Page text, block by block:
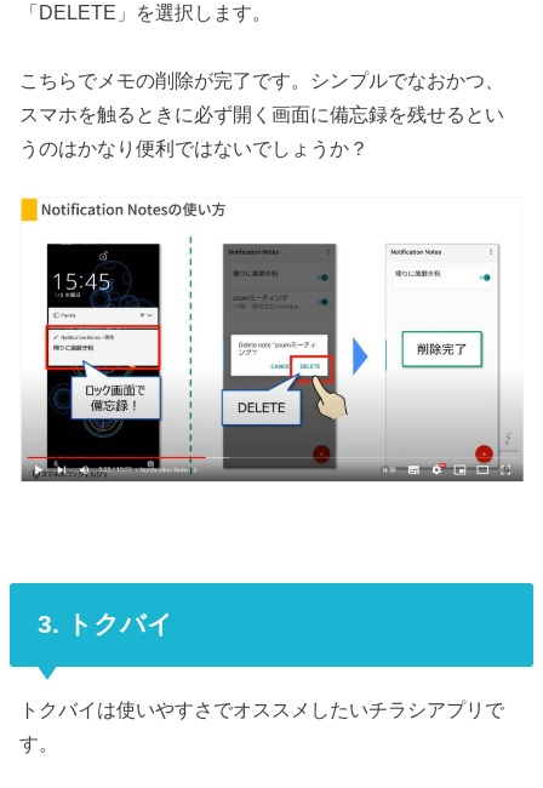
「DELETE」を選択します。
こちらでメモの削除が完了です。シンプルでなおかつ、
スマホを触るときに必ず開く画面に備忘録を残せるとい
うのはかなり便利ではないでしょうか？
3. トクバイ
トクバイは使いやすさでオススメしたいチラシアプリで
す。